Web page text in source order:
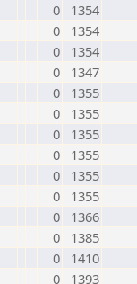
0
1354
0
1354
0
1354
0
1347
0
1355
0
1355
0
1355
0
1355
0
1355
0
1355
0
1366
0
1385
0
1410
0
1393